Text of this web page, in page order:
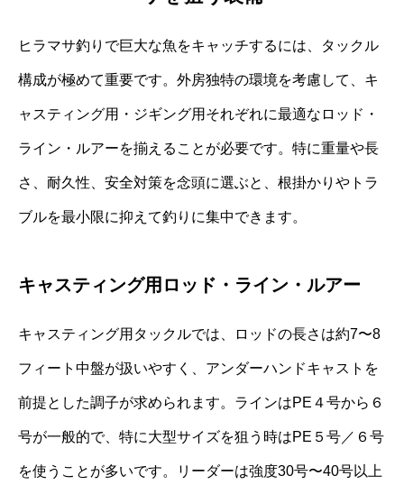
ヒラマサ釣りで巨大な魚をキャッチするには、タックル
構成が極めて重要です。外房独特の環境を考慮して、キ
ャスティング用・ジギング用それぞれに最適なロッド・
ライン・ルアーを揃えることが必要です。特に重量や長
さ、耐久性、安全対策を念頭に選ぶと、根掛かりやトラ
ブルを最小限に抑えて釣りに集中できます。
キャスティング用ロッド・ライン・ルアー
キャスティング用タックルでは、ロッドの長さは約7〜8
フィート中盤が扱いやすく、アンダーハンドキャストを
前提とした調子が求められます。ラインはPE４号から６
号が一般的で、特に大型サイズを狙う時はPE５号／６号
を使うことが多いです。リーダーは強度30号〜40号以上